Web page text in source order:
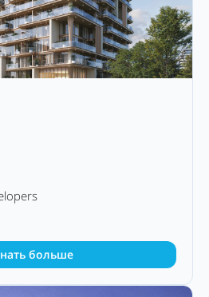
больше